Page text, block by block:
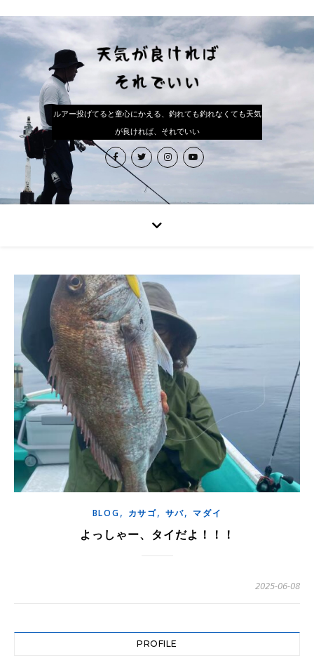
ルアー投げてると童心にかえる、釣れても釣れなくても天気
が良ければ、それでいい
BLOG, カサゴ, サバ, マダイ
よっしゃー、タイだよ！！！
2025-06-08
PROFILE